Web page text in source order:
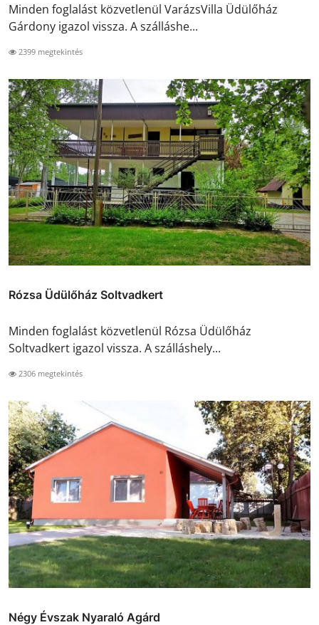
Minden foglalást közvetlenül VarázsVilla Üdülőház
Gárdony igazol vissza. A szálláshe...
2399 megtekintés
Rózsa Üdülőház Soltvadkert
Minden foglalást közvetlenül Rózsa Üdülőház
Soltvadkert igazol vissza. A szálláshely...
2306 megtekintés
Négy Évszak Nyaraló Agárd